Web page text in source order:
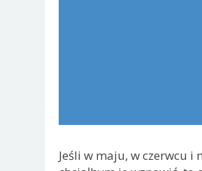
Jeśli w maju, w czerwcu i